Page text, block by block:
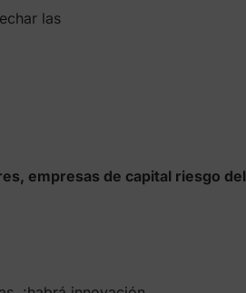
las
empresas de capital riesgo del